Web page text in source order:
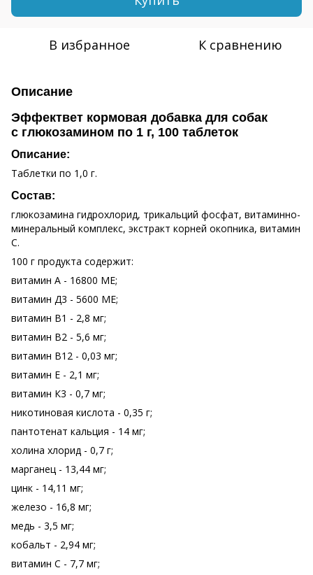
В избранное К сравнению
Описание
Эффектвет кормовая добавка для собак
с глюкозамином по 1 г, 100 таблеток
Описание:
Таблетки по 1,0 г.
Состав:
глюкозамина гидрохлорид, трикальций фосфат, витаминно-
минеральный комплекс, экстракт корней окопника, витамин
С.
100 г продукта содержит:
витамин А - 16800 МЕ;
витамин Д3 - 5600 МЕ;
витамин В1 - 2,8 мг;
витамин В2 - 5,6 мг;
витамин В12 - 0,03 мг;
витамин Е - 2,1 мг;
витамин К3 - 0,7 мг;
никотиновая кислота - 0,35 г;
пантотенат кальция - 14 мг;
холина хлорид - 0,7 г;
марганец - 13,44 мг;
цинк - 14,11 мг;
железо - 16,8 мг;
медь - 3,5 мг;
кобальт - 2,94 мг;
витамин С - 7,7 мг;